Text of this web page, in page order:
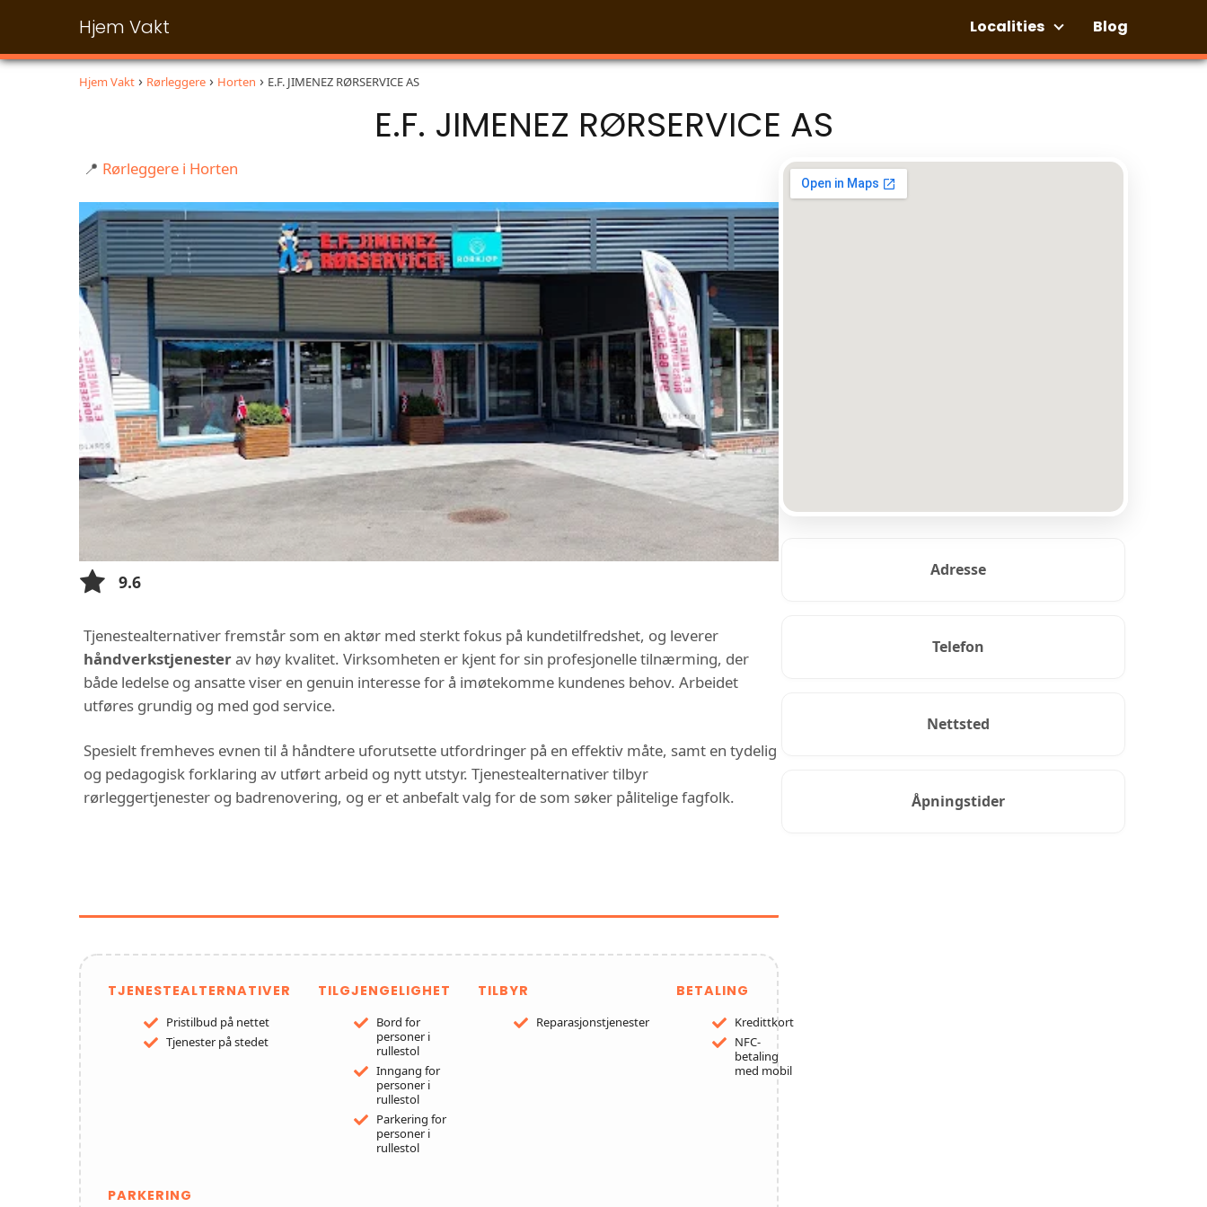
Hjem Vakt Localities Blog
Hjem Vakt Rørleggere Horten E.F. JIMENEZ RØRSERVICE AS
E.F. JIMENEZ RØRSERVICE AS
📍 Rørleggere i Horten
9.6
Tjenestealternativer fremstår som en aktør med sterkt fokus på kundetilfredshet, og leverer
håndverkstjenesterav høy kvalitet. Virksomheten er kjent for sin profesjonelle tilnærming, der
både ledelse og ansatte viser en genuin interesse for å imøtekomme kundenes behov. Arbeidet
utføres grundig og med god service.
Spesielt fremheves evnen til å håndtere uforutsette utfordringer på en effektiv måte, samt en tydelig
og pedagogisk forklaring av utført arbeid og nytt utstyr. Tjenestealternativer tilbyr
rørleggertjenester og badrenovering, og er et anbefalt valg for de som søker pålitelige fagfolk.
TJENESTEALTERNATIVER
Pristilbud på nettet
Tjenester på stedet
TILGJENGELIGHET
Bord for
personer i
rullestol
Inngang for
personer i
rullestol
Parkering for
personer i
rullestol
TILBYR
Reparasjonstjenester
BETALING
Kredittkort
NFC-
betaling
med mobil
PARKERING
Adresse
Telefon
Nettsted
Åpningstider